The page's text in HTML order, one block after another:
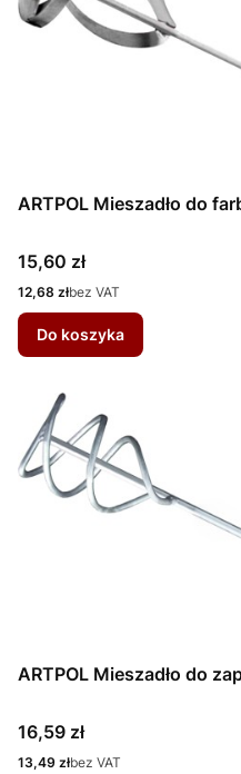
ARTPOL Mieszadło do
Cena
15,60 zł
Cena
12,68 złbez VAT
Do koszyka
ARTPOL Mieszadło do
Cena
16,59 zł
Cena
13,49 złbez VAT